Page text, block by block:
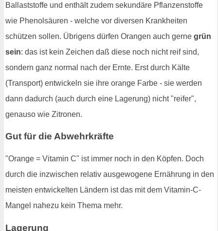
Ballaststoffe und enthält zudem sekundäre Pflanzenstoffe
wie Phenolsäuren - welche vor diversen Krankheiten
schützen sollen. Übrigens dürfen Orangen auch gerne grün
sein: das ist kein Zeichen daß diese noch nicht reif sind,
sondern ganz normal nach der Ernte. Erst durch Kälte
(Transport) entwickeln sie ihre orange Farbe - sie werden
dann dadurch (auch durch eine Lagerung) nicht "reifer",
genauso wie Zitronen.
Gut für die Abwehrkräfte
"Orange = Vitamin C" ist immer noch in den Köpfen. Doch
durch die inzwischen relativ ausgewogene Ernährung in den
meisten entwickelten Ländern ist das mit dem Vitamin-C-
Mangel nahezu kein Thema mehr.
Lagerung